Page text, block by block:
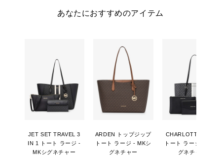
あなたにおすすめのアイテム
JET SET TRAVEL 3
IN 1 トート ラージ -
MKシグネチャー
ARDEN トップジップ
トート ラージ - MKシ
グネチャー
CHARLOTTE 3 IN 1
トート ラージ - MKシ
グネチャー